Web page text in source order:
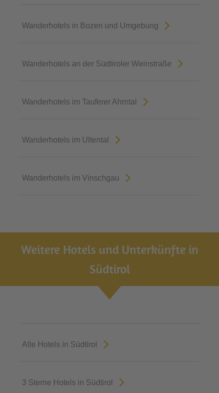
Wanderhotels in Bozen und Umgebung
Wanderhotels an der Südtiroler Weinstraße
Wanderhotels im Tauferer Ahrntal
Wanderhotels im Ultental
Wanderhotels im Vinschgau
Weitere Hotels und Unterkünfte in
Südtirol
Alle Hotels in Südtirol
3 Sterne Hotels in Südtirol